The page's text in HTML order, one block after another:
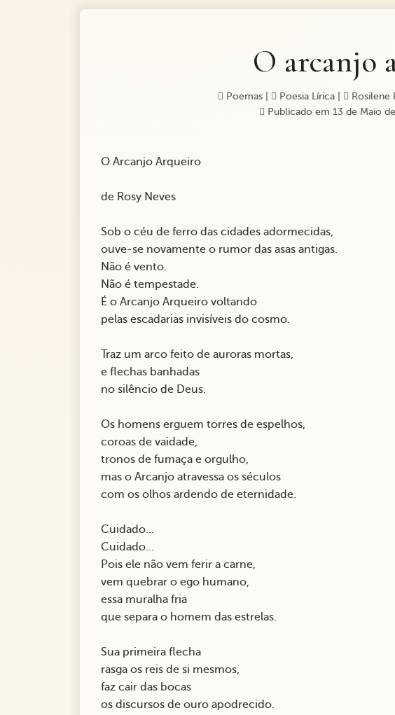
O arcanjo
Poemas| Poesia Lírica
Rosilene
Publicado em 13 de Maio
O Arcanjo Arqueiro
de Rosy Neves
Sob o céu de ferro das cidades adormecidas,
ouve-se novamente o rumor das asas antigas.
Não é vento.
Não é tempestade.
É o Arcanjo Arqueiro voltando
pelas escadarias invisíveis do cosmo.
Traz um arco feito de auroras mortas,
e flechas banhadas
no silêncio de Deus.
Os homens erguem torres de espelhos,
coroas de vaidade,
tronos de fumaça e orgulho,
mas o Arcanjo atravessa os séculos
com os olhos ardendo de eternidade.
Cuidado...
Cuidado...
Pois ele não vem ferir a carne,
vem quebrar o ego humano,
essa muralha fria
que separa o homem das estrelas.
Sua primeira flecha
rasga os reis de si mesmos,
faz cair das bocas
os discursos de ouro apodrecido.